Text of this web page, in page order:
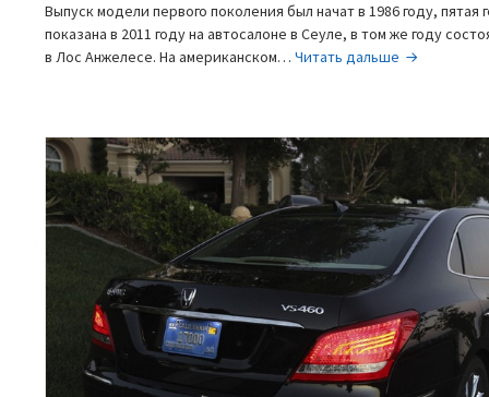
Выпуск модели первого поколения был начат в 1986 году,
показана в 2011 году на автосалоне в Сеуле, в том же году
в Лос Анжелесе. На американском…Читать дальше Краткий
пятое
поколение